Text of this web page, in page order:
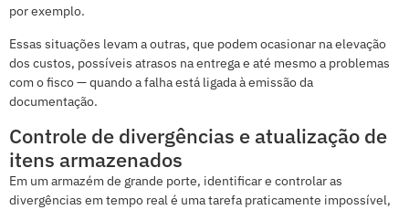
por exemplo.
Essas situações levam a outras, que podem ocasionar na elevação
dos custos, possíveis atrasos na entrega e até mesmo a problemas
com o fisco — quando a falha está ligada à emissão da
documentação.
Controle de divergências e atualização de
itens armazenados
Em um armazém de grande porte, identificar e controlar as
divergências em tempo real é uma tarefa praticamente impossível,